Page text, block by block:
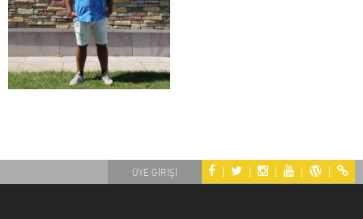
| | | | |
ÜYE GİRİŞİ